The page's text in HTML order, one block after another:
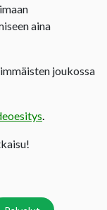
aina
joukossa
.